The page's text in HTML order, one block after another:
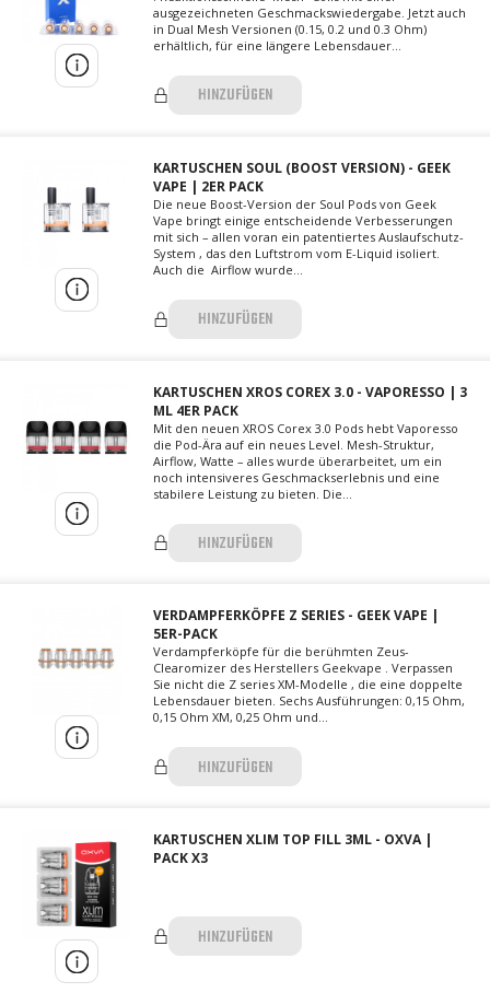
ausgezeichneten Geschmackswiedergabe. Jetzt auch
in Dual Mesh Versionen (0.15, 0.2 und 0.3 Ohm)
erhältlich, für eine längere Lebensdauer...
HINZUFÜGEN
KARTUSCHEN SOUL (BOOST VERSION) - GEEK
VAPE | 2ER PACK
Die neue Boost-Version der Soul Pods von Geek
Vape bringt einige entscheidende Verbesserungen
mit sich – allen voran ein patentiertes Auslaufschutz-
System , das den Luftstrom vom E-Liquid isoliert.
Auch die Airflow wurde...
HINZUFÜGEN
KARTUSCHEN XROS COREX 3.0 - VAPORESSO | 3
ML 4ER PACK
Mit den neuen XROS Corex 3.0 Pods hebt Vaporesso
die Pod-Ära auf ein neues Level. Mesh-Struktur,
Airflow, Watte – alles wurde überarbeitet, um ein
noch intensiveres Geschmackserlebnis und eine
stabilere Leistung zu bieten. Die...
HINZUFÜGEN
VERDAMPFERKÖPFE Z SERIES - GEEK VAPE |
5ER-PACK
Verdampferköpfe für die berühmten Zeus-
Clearomizer des Herstellers Geekvape . Verpassen
Sie nicht die Z series XM-Modelle , die eine doppelte
Lebensdauer bieten. Sechs Ausführungen: 0,15 Ohm,
0,15 Ohm XM, 0,25 Ohm und...
HINZUFÜGEN
KARTUSCHEN XLIM TOP FILL 3ML - OXVA |
PACK X3
HINZUFÜGEN